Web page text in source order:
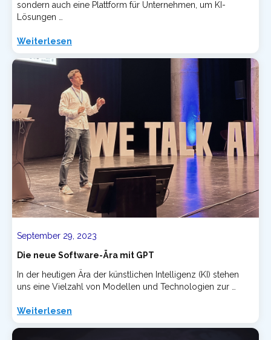
sondern auch eine Plattform für Unternehmen, um KI-
Lösungen …
Weiterlesen
September 29, 2023
Die neue Software-Ära mit GPT
In der heutigen Ära der künstlichen Intelligenz (KI) stehen
uns eine Vielzahl von Modellen und Technologien zur …
Weiterlesen